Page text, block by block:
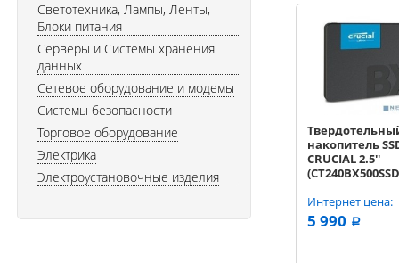
накопитель
CRUCIAL 2.5''
TLC
Интернет цена:
5 990 a
Светотехника, Лампы, Ленты,
Блоки питания
Серверы и Системы хранения
данных
Сетевое оборудование и модемы
Системы безопасности
Торговое оборудование
Электрика
Электроустановочные изделия